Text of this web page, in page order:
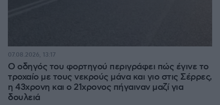
Ο οδηγός του φορτηγού περιγράφει πώς έγινε το
τροχαίο με τους νεκρούς μάνα και γιο στις Σέρρες,
η 43χρονη και ο 21χρονος πήγαιναν μαζί για
δουλειά
07.08.2026, 13:17